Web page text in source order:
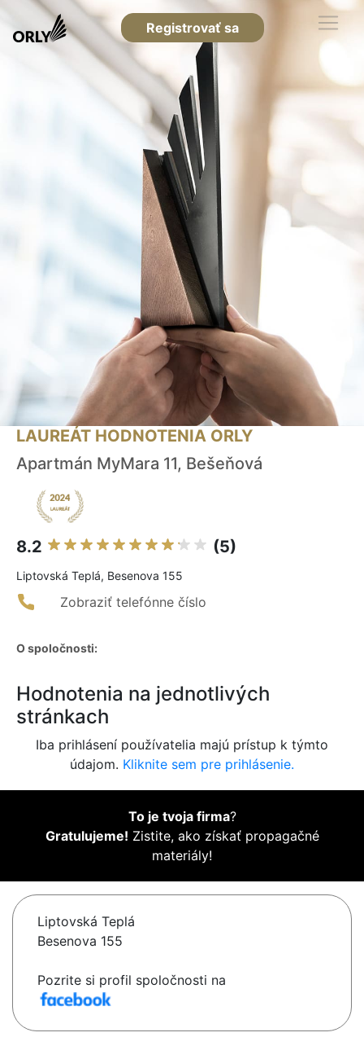
Registrovať sa
LAUREÁT HODNOTENIA ORLY
Apartmán MyMara 11, Bešeňová
8.2 (5)
Liptovská Teplá, Besenova 155
Zobraziť telefónne číslo
O spoločnosti:
Hodnotenia na jednotlivých
stránkach
Iba prihlásení používatelia majú prístup k týmto
údajom. Kliknite sem pre prihlásenie.
To je tvoja firma?
Gratulujeme! Zistite, ako získať propagačné
materiály!
Liptovská Teplá
Besenova 155
Pozrite si profil spoločnosti na